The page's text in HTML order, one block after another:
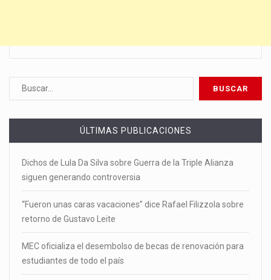
ÚLTIMAS PUBLICACIONES
Dichos de Lula Da Silva sobre Guerra de la Triple Alianza
siguen generando controversia
“Fueron unas caras vacaciones” dice Rafael Filizzola sobre
retorno de Gustavo Leite
MEC oficializa el desembolso de becas de renovación para
estudiantes de todo el país